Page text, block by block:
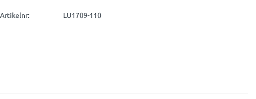
Artikelnr LU1709-110